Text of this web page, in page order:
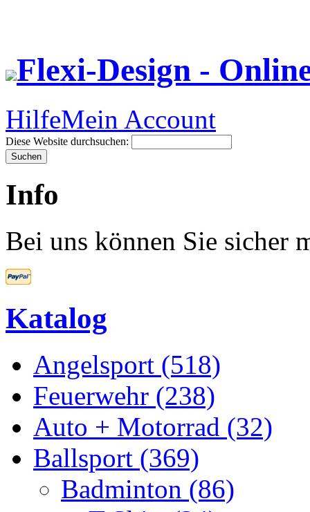
Flexi-Design -
HilfeMein Account
Diese Website durchsuchen:
Info
Bei uns können Sie sicher
Katalog
Angelsport (518)
Feuerwehr (238)
Auto + Motorrad (32)
Ballsport (369)
Badminton (86)